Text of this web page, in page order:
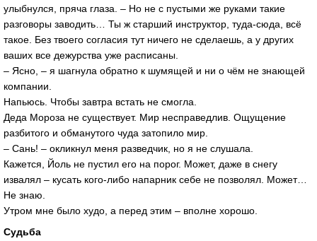
улыбнулся, пряча глаза. – Но не с пустыми же руками такие
разговоры заводить… Ты ж старший инструктор, туда-сюда, всё
такое. Без твоего согласия тут ничего не сделаешь, а у других
ваших все дежурства уже расписаны.
– Ясно, – я шагнула обратно к шумящей и ни о чём не знающей
компании.
Напьюсь. Чтобы завтра встать не смогла.
Деда Мороза не существует. Мир несправедлив. Ощущение
разбитого и обманутого чуда затопило мир.
– Сань! – окликнул меня разведчик, но я не слушала.
Кажется, Йоль не пустил его на порог. Может, даже в снегу
извалял – кусать кого-либо напарник себе не позволял. Может…
Не знаю.
Утром мне было худо, а перед этим – вполне хорошо.
Судьба